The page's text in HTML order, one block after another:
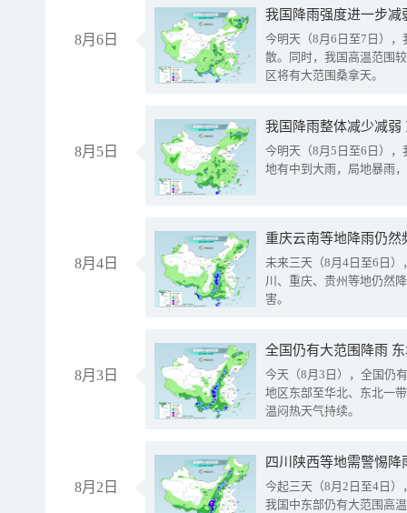
8月6日
今明天（8月6日至7日）
散。同时，我国高温范围
区将有大范围桑拿天。
8月5日
我国降雨整体减少减弱
今明天（8月5日至6日）
地有中到大雨，局地暴雨
8月4日
重庆云南等地降雨仍然
未来三天（8月4日至6日
川、重庆、贵州等地仍然
害。
8月3日
全国仍有大范围降雨
今天（8月3日），全国仍
地区东部至华北、东北一
温闷热天气持续。
8月2日
今起三天（8月2日至4日
我国中东部仍有大范围高